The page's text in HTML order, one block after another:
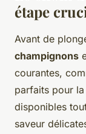
étape
Avant de
champignons
courantes,
parfaits pour
disponibles
saveur